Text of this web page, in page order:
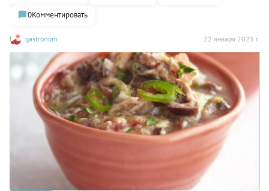
gastronom 22 января 2025 г.
0Комментировать